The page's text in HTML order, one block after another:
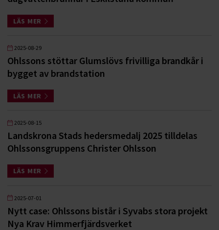
LÄS MER
2025-08-29
Ohlssons stöttar Glumslövs frivilliga brandkår i
bygget av brandstation
LÄS MER
2025-08-15
Landskrona Stads hedersmedalj 2025 tilldelas
Ohlssonsgruppens Christer Ohlsson
LÄS MER
2025-07-01
Nytt case: Ohlssons bistår i Syvabs stora projekt
Nya Krav Himmerfjärdsverket